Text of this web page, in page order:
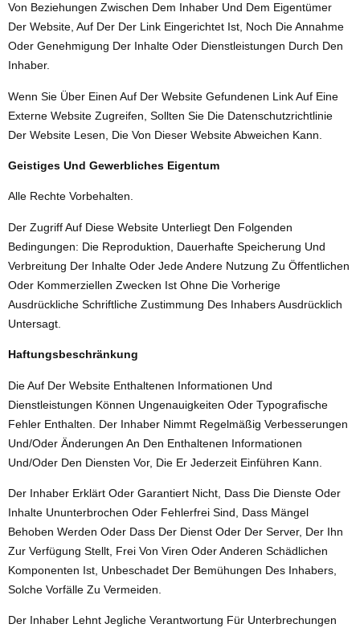
Von Beziehungen Zwischen Dem Inhaber Und Dem Eigentümer
Der Website, Auf Der Der Link Eingerichtet Ist, Noch Die Annahme
Oder Genehmigung Der Inhalte Oder Dienstleistungen Durch Den
Inhaber.
Wenn Sie Über Einen Auf Der Website Gefundenen Link Auf Eine
Externe Website Zugreifen, Sollten Sie Die Datenschutzrichtlinie
Der Website Lesen, Die Von Dieser Website Abweichen Kann.
Geistiges Und Gewerbliches Eigentum
Alle Rechte Vorbehalten.
Der Zugriff Auf Diese Website Unterliegt Den Folgenden
Bedingungen: Die Reproduktion, Dauerhafte Speicherung Und
Verbreitung Der Inhalte Oder Jede Andere Nutzung Zu Öffentlichen
Oder Kommerziellen Zwecken Ist Ohne Die Vorherige
Ausdrückliche Schriftliche Zustimmung Des Inhabers Ausdrücklich
Untersagt.
Haftungsbeschränkung
Die Auf Der Website Enthaltenen Informationen Und
Dienstleistungen Können Ungenauigkeiten Oder Typografische
Fehler Enthalten. Der Inhaber Nimmt Regelmäßig Verbesserungen
Und/oder Änderungen An Den Enthaltenen Informationen
Und/oder Den Diensten Vor, Die Er Jederzeit Einführen Kann.
Der Inhaber Erklärt Oder Garantiert Nicht, Dass Die Dienste Oder
Inhalte Ununterbrochen Oder Fehlerfrei Sind, Dass Mängel
Behoben Werden Oder Dass Der Dienst Oder Der Server, Der Ihn
Zur Verfügung Stellt, Frei Von Viren Oder Anderen Schädlichen
Komponenten Ist, Unbeschadet Der Bemühungen Des Inhabers,
Solche Vorfälle Zu Vermeiden.
Der Inhaber Lehnt Jegliche Verantwortung Für Unterbrechungen